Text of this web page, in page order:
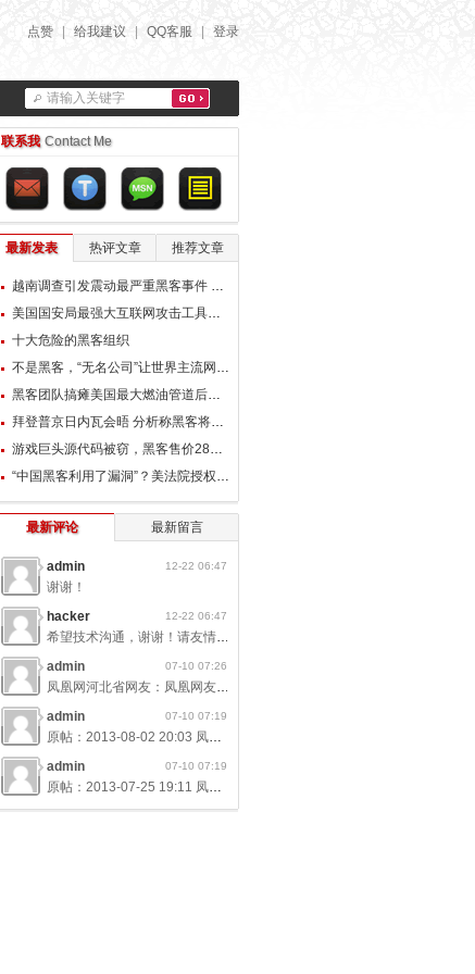
点赞 给我建议 QQ客服 登录
请输入关键字
联系我 Contact Me
最新发表 热评文章 推荐文章
十大危险的黑客组织
最新评论 最新留言
admin 12-22 06:47
谢谢！
hacker
12-22 06:47
希望技术沟通，谢谢！请友情连接
admin
07-10 07:26
凤凰网河北省网友：凤凰网友 典型诈骗犯！ 凤凰网河北省网友：山野遗贤 忽悠的最高境界，为何不倒？很简单，那么多高官名人，谁愿意说自己是傻子，这不过是《皇帝的新装》再现而已 凤凰网浙江省温州市网友：夜夜箫 “北有赵本山。南有王林山”一个靠变蛇，一个靠卖拐，弟子都有一群，资产都有亿万，手法不同，效果一样
admin
07-10 07:19
原帖：2013-08-02 20:03 凤凰网重庆市网友 flxzm 练习武术气功是一种强身健体的运动。被中国许多骗子用来吹嘘自己神功无敌、法力无边，包制百病，事实证明这些家伙全部都是骗子，上百年出现的所谓大师神汉没有一个例外的都是骗子！看来只有诈骗犯腐败分子爱这个国家了？王林就是大妖怪，马
admin
07-10 07:19
原帖：2013-07-25 19:11 凤凰网广东省潮州市网友 pychen54 王林空盘出活蛇骗术揭秘： 看了王林表演变蛇视频发现机关就在表演场地地毯下面有地下室的，现在是什么年代了别墅大厅还用廉价地毯?王林这么有钱别墅这么有档次而客厅为什么还用廉价地毯呢?而且王林家来客众多地毯也不好